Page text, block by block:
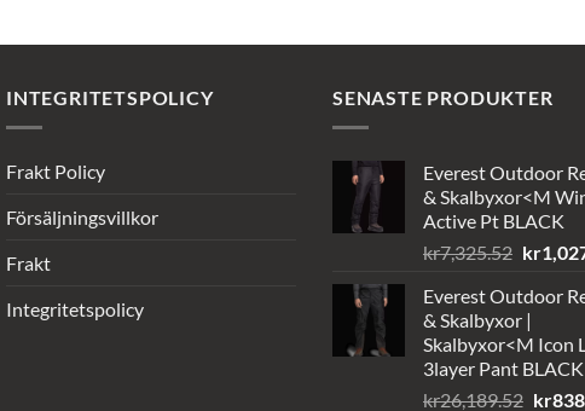
INTEGRITETSPOLICY
Frakt Policy
Försäljningsvillkor
Frakt
Integritetspolicy
SENASTE PRODUKTER
Everest Outdoor
& Skalbyxor<M
Active Pt BLACK
kr7,325.52 Det
priset
var:
kr
Everest Outdoor
& Skalbyxor |
Skalbyxor<M Icon
3layer Pant BLACK
kr26,189.52 Det
kr